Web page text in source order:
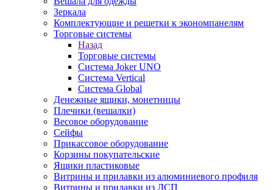
Зеркала
Комплектующие и решетки к экономпанелям
Торговые системы
Назад
Торговые системы
Система Joker UNO
Система Vertical
Система Global
Денежные ящики, монетницы
Плечики (вешалки)
Весовое оборудование
Сейфы
Прикассовое оборудование
Корзины покупательские
Ящики пластиковые
Витрины и прилавки из алюминиевого профиля
Витрины и прилавки из ЛСП